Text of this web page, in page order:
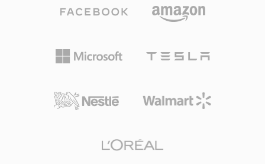
は、アーカイブ形式としてAPEを好み続けていま
せて使用します。AACはAppleのエコシステム
くのストリーミングサービスのデフォルトオーデ
ィオ形式です。第一の利点は優れた圧縮効率で、
度オーディオを実現します。第二に、8 kHzから
であらゆる用途に対応します。第三に、Appleを